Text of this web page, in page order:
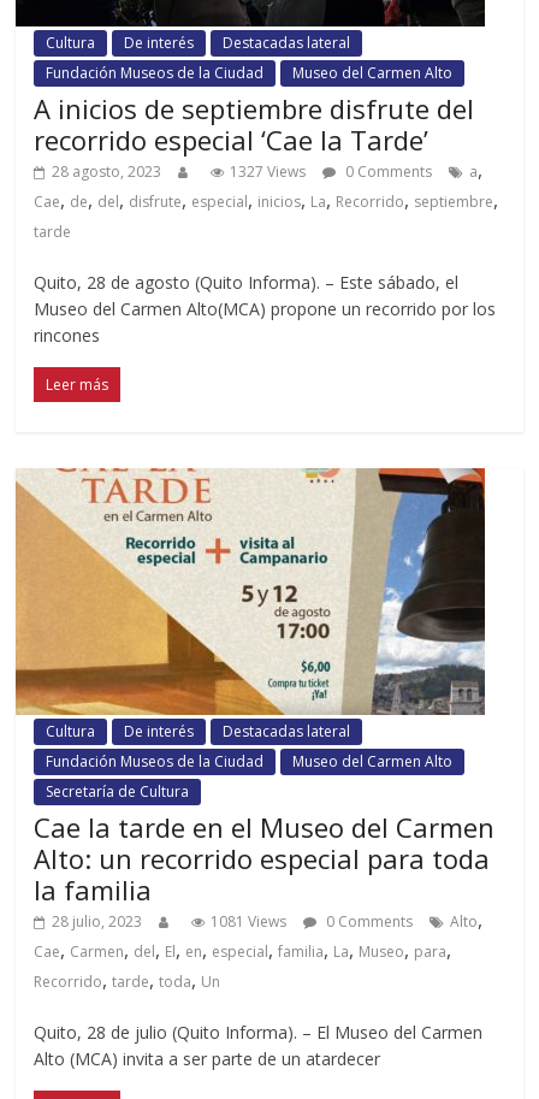
Cultura De interés
Destacadas lateral
Fundación Museos de la Ciudad
Museo del Carmen Alto
A inicios de septiembre disfrute del
recorrido especial ‘Cae la Tarde’
28 agosto, 2023 1327 Views 0 Comments a,
Cae, de, del, disfrute, especial, inicios, La, Recorrido, septiembre,
tarde
Quito, 28 de agosto (Quito Informa). – Este sábado, el
Museo del Carmen Alto(MCA) propone un recorrido por los
rincones
Leer más
Cultura De interés
Destacadas lateral
Fundación Museos de la Ciudad
Museo del Carmen Alto
Secretaría de Cultura
Cae la tarde en el Museo del Carmen
Alto: un recorrido especial para toda
la familia
28 julio, 2023 1081 Views 0 Comments Alto,
Cae, Carmen, del, El, en, especial,familia, La, Museo, para,
Recorrido,tarde,toda, Un
Quito, 28 de julio (Quito Informa). – El Museo del Carmen
Alto (MCA) invita a ser parte de un atardecer